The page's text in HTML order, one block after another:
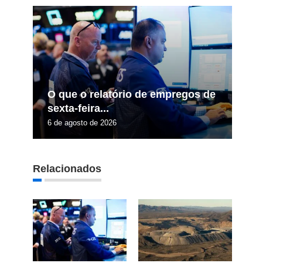
O que o relatório de empregos de
sexta-feira...
6 de agosto de 2026
Relacionados